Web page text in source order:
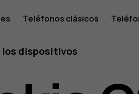
Teléfonos clásicos
los dispositivos